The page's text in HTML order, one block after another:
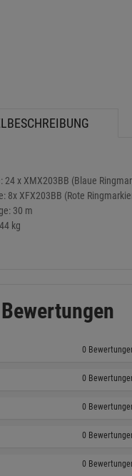
24 x XMX203BB (Blaue
8x XFX203BB (Rote
30 m
kg
Bewertungen
0
0
0
0
0